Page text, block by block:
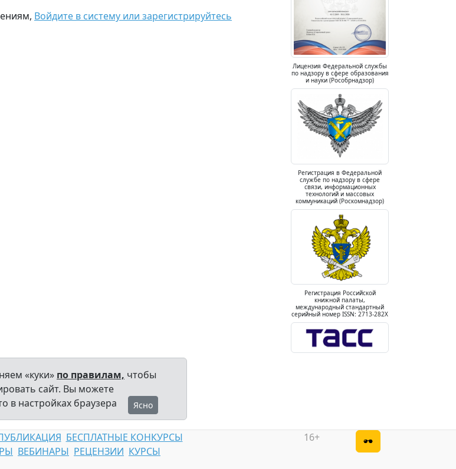
Войдите в систему или зарегистрируйтесь
Лицензия Федеральной службы
по надзору в сфере образования
и науки (Рособрнадзор)
Регистрация в Федеральной
службе по надзору в сфере
связи, информационных
технологий и массовых
коммуникаций (Роскомнадзор)
Регистрация Российской
книжной палаты,
международный стандартный
серийный номер ISSN: 2713-282X
«куки» по правилам, чтобы
сайт. Вы можете
в настройках браузера
Ясно
БЕСПЛАТНЫЕ КОНКУРСЫ
ВЕБИНАРЫ РЕЦЕНЗИИ КУРСЫ
16+